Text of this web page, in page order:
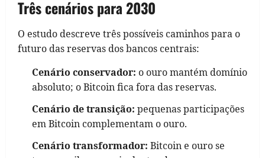
Três cenários para 2030
O estudo descreve três possíveis caminhos para o
futuro das reservas dos bancos centrais:
Cenário conservador: o ouro mantém domínio
absoluto; o Bitcoin fica fora das reservas.
Cenário de transição: pequenas participações
em Bitcoin complementam o ouro.
Cenário transformador: Bitcoin e ouro se